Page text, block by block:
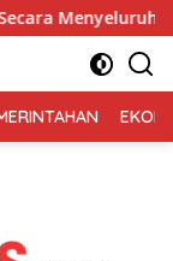
Kembali